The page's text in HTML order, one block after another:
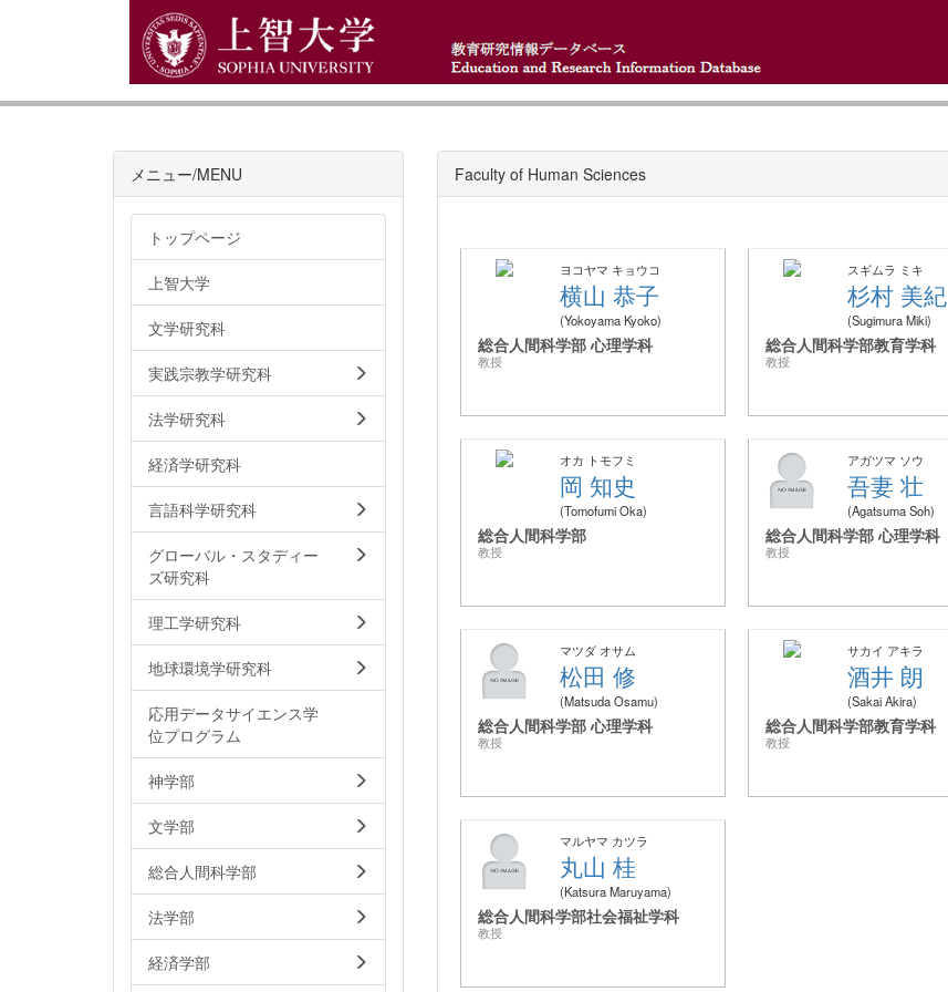
Faculty of Human Sciences
ヨコヤマ キョウコ
横山 恭子
Yokoyama Kyoko
総合人間科学部 心理学科
教授
スギムラ ミキ
杉村 美紀
Sugimura Miki
総合人間科学部教育学科
教授
オカ トモフミ
岡 知史
Tomofumi Oka
総合人間科学部
教授
アガツマ ソウ
吾妻 壮
Agatsuma Soh
総合人間科学部 心理学科
教授
マツダ オサム
松田 修
Matsuda Osamu
総合人間科学部 心理学科
教授
サカイ アキラ
酒井 朗
Sakai Akira
総合人間科学部教育学科
教授
マルヤマ カツラ
丸山 桂
Katsura Maruyama
総合人間科学部社会福祉学科
教授
メニュー/MENU
トップページ
上智大学
文学研究科
実践宗教学研究科
法学研究科
経済学研究科
言語科学研究科
グローバル・スタディー
ズ研究科
理工学研究科
地球環境学研究科
応用データサイエンス学
位プログラム
神学部
文学部
総合人間科学部
法学部
経済学部